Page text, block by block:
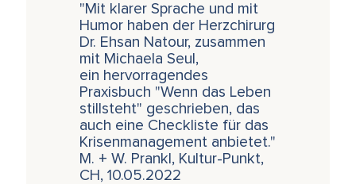
"Mit klarer Sprache und mit
Humor haben der Herzchirurg
Dr. Ehsan Natour, zusammen
mit Michaela Seul,
ein hervorragendes
Praxisbuch "Wenn das Leben
stillsteht" geschrieben, das
auch eine Checkliste für das
Krisenmanagement anbietet."
M. + W. Prankl, Kultur-Punkt,
CH, 10.05.2022